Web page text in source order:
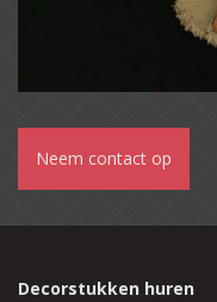
Neem contact op
Decorstukken huren